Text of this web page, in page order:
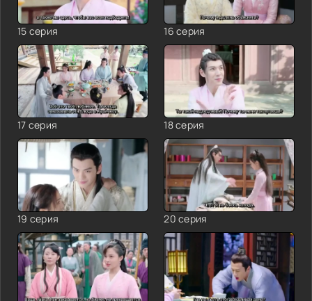
15 серия 16 серия
17 серия 18 серия
19 серия 20 серия